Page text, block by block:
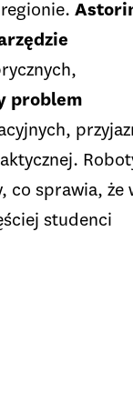
problem
co sprawia, że
studenci